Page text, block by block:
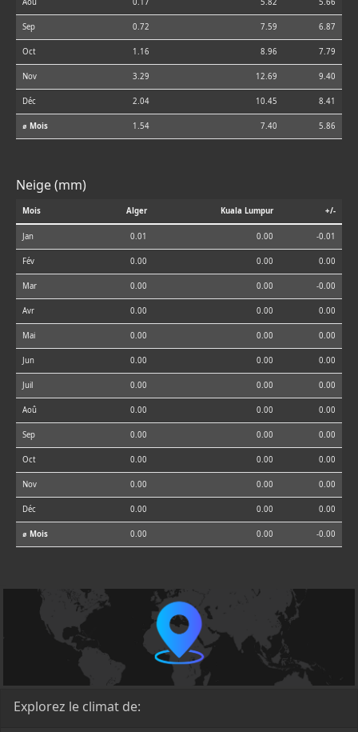
Aoû 0.17 5.82 5.66
Sep 0.72 7.59 6.87
Oct 1.16 8.96 7.79
Nov 3.29 12.69 9.40
Déc 2.04 10.45 8.41
⌀ Mois 1.54 7.40 5.86
Neige (mm)
Mois Alger Kuala Lumpur +/-
Jan 0.01 0.00 -0.01
Fév 0.00 0.00 0.00
Mar 0.00 0.00 -0.00
Avr 0.00 0.00 0.00
Mai 0.00 0.00 0.00
Jun 0.00 0.00 0.00
Juil 0.00 0.00 0.00
Aoû 0.00 0.00 0.00
Sep 0.00 0.00 0.00
Oct 0.00 0.00 0.00
Nov 0.00 0.00 0.00
Déc 0.00 0.00 0.00
⌀ Mois 0.00 0.00 -0.00
Explorez le climat de: